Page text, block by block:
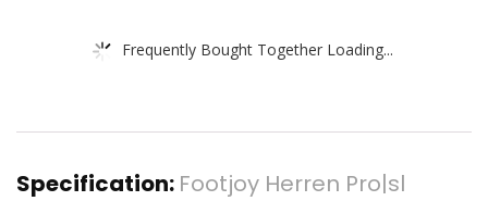
Frequently Bought Together Loading...
Specification: Footjoy Herren Pro|sl